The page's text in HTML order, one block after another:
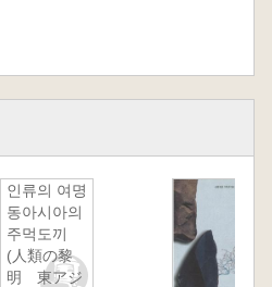
인류의 여명
동아시아의
주먹도끼
(人類の黎
明 東アジ